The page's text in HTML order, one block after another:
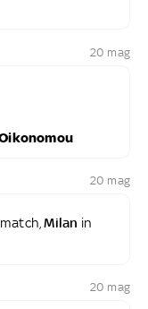
20 mag
20 mag
match,Milan in
20 mag